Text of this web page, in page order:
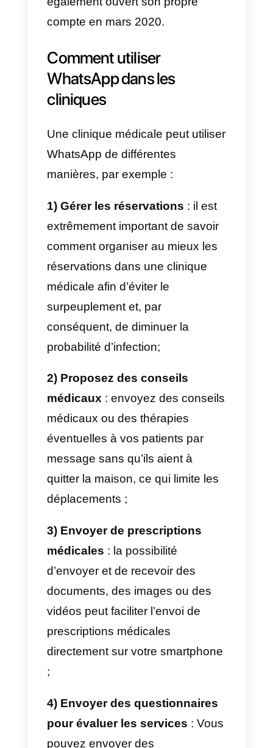
d’ouverture des messages élevé
que les autres applications de
Les estimations parlentd’un taux
d’ouverture de 98 %, ce qui est
du courrier électronique.
Avec WhatsApp, vous pouvez
interagir efficacement avec les
patientsqui souhaitent effectuer
des examens spécifiques et
répondre à leurs demandes en
temps réel, sans trop d’obstacles
de communication.
Pour comprendre à quel point
plateforme comme WhatsApp
peut être utile dans le domaine
mondiale de la santé (OMS) a
également ouvert son propre
compte en mars 2020.
Comment utiliser
WhatsApp dans les
Une clinique médicale peut